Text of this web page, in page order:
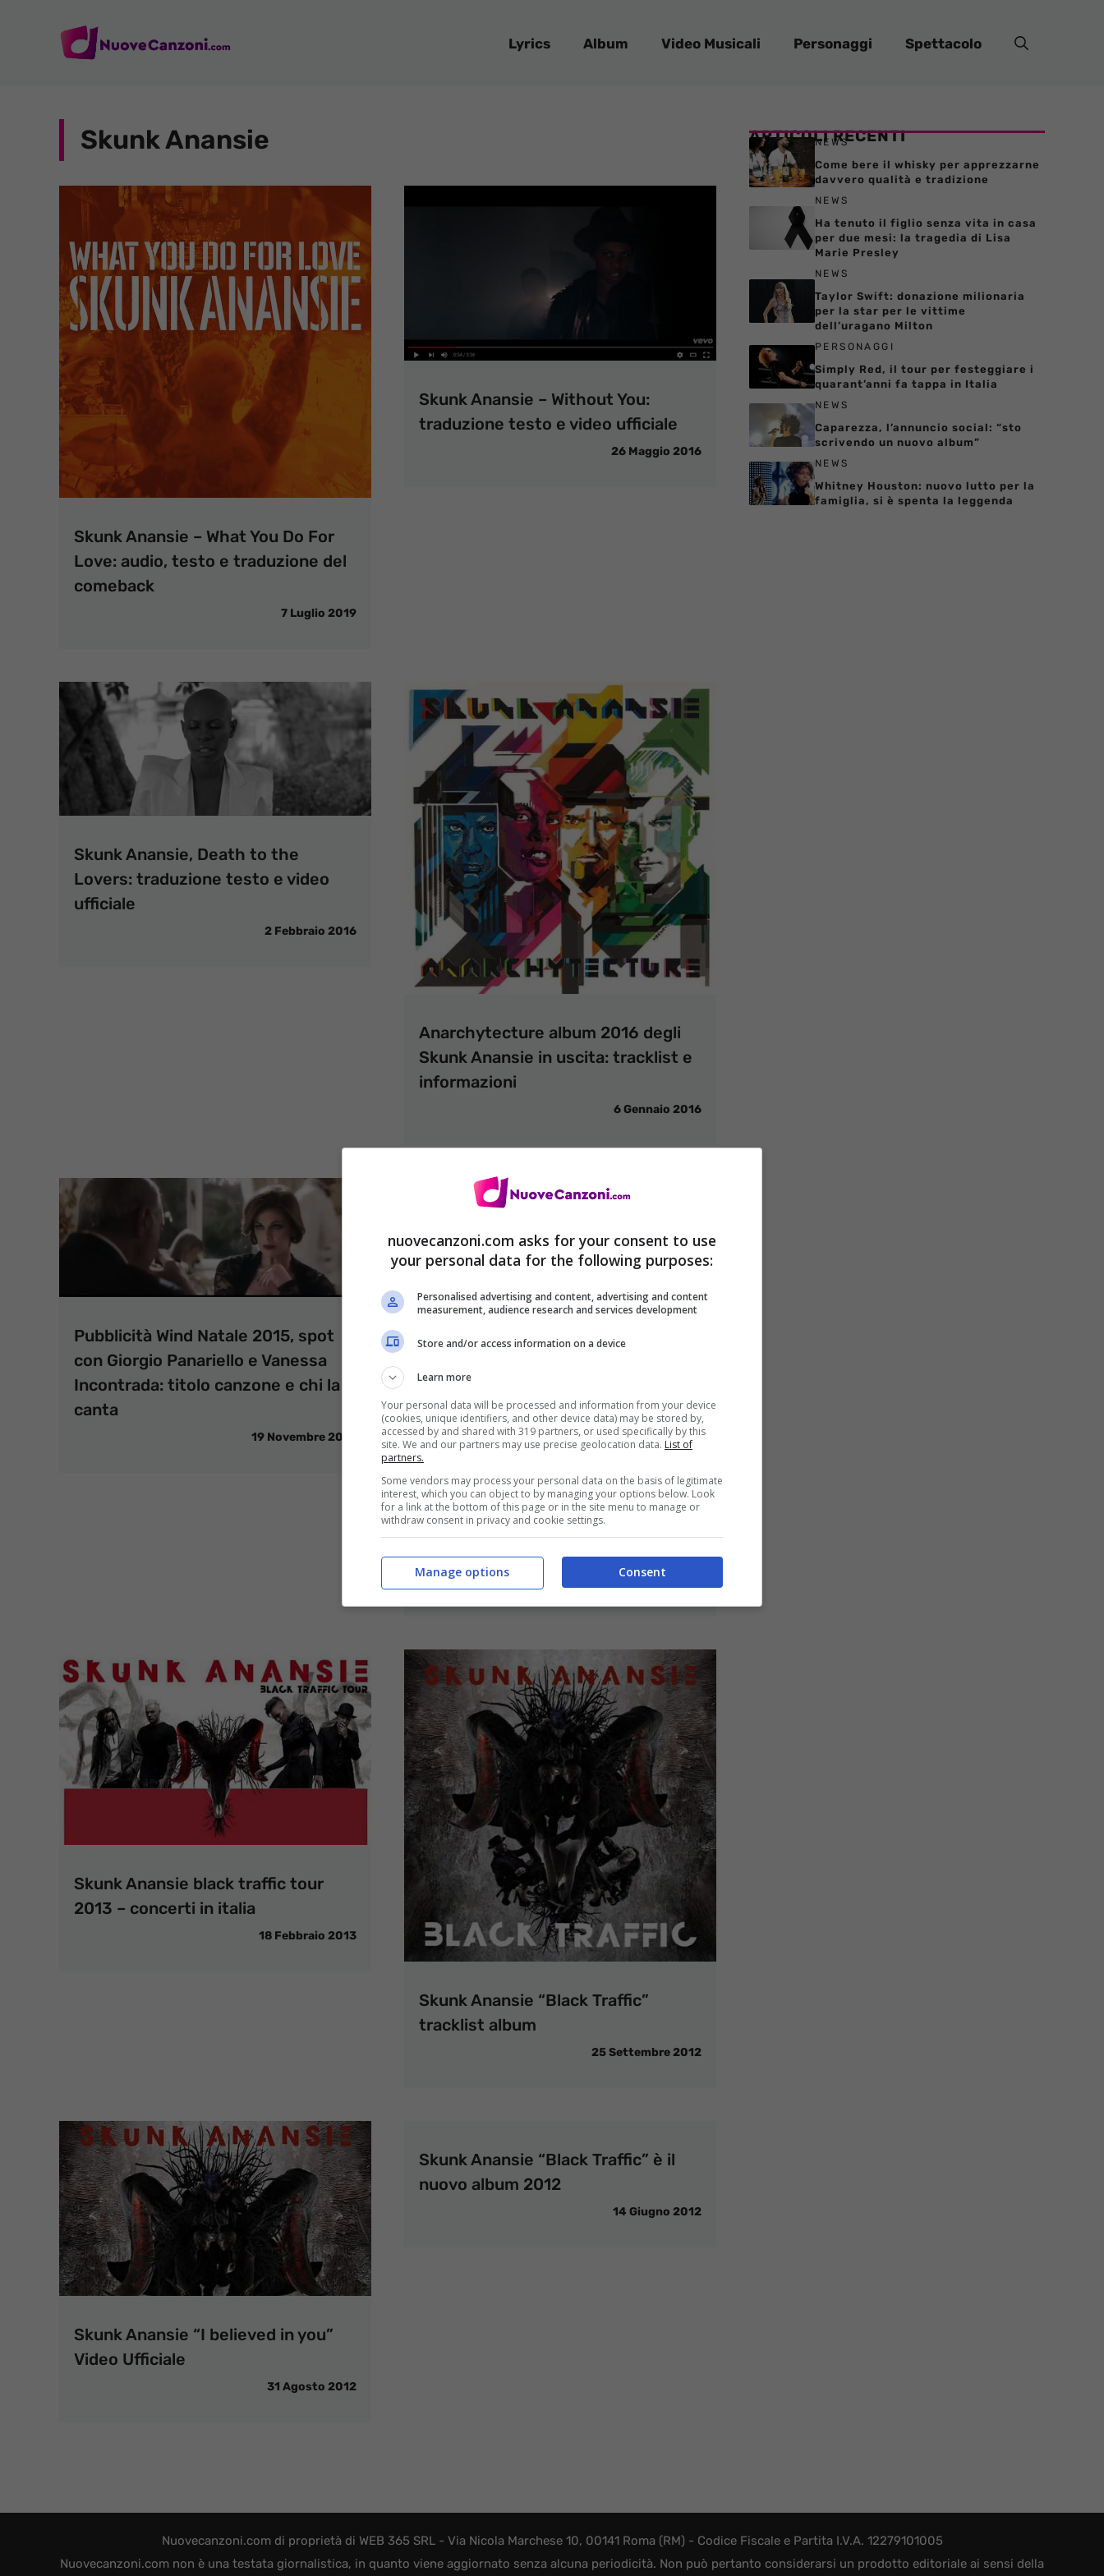
Lyrics Album Video Musicali Personaggi Spettacolo
Skunk Anansie
Skunk Anansie – What You Do For
Love: audio, testo e traduzione del
comeback
7 Luglio 2019
Skunk Anansie – Without You:
traduzione testo e video ufficiale
26 Maggio 2016
Skunk Anansie, Death to the
Lovers: traduzione testo e video
ufficiale
2 Febbraio 2016
Anarchytecture album 2016 degli
Skunk Anansie in uscita: tracklist e
informazioni
6 Gennaio 2016
Pubblicità Wind Natale 2015, spot
con Giorgio Panariello e Vanessa
Incontrada: titolo canzone e chi la
canta
19 Novembre 2015
Skunk Anansie, Love Someone Else:
testo, traduzione e video ufficiale
14 Novembre 2015
Skunk Anansie black traffic tour
2013 – concerti in italia
18 Febbraio 2013
Skunk Anansie “Black Traffic”
tracklist album
25 Settembre 2012
Skunk Anansie “I believed in you”
Video Ufficiale
31 Agosto 2012
Skunk Anansie “Black Traffic” è il
nuovo album 2012
14 Giugno 2012
ARTICOLI RECENTI
NEWS
Come bere il whisky per apprezzarne
davvero qualità e tradizione
NEWS
Ha tenuto il figlio senza vita in casa
per due mesi: la tragedia di Lisa
Marie Presley
NEWS
Taylor Swift: donazione milionaria
per la star per le vittime
dell’uragano Milton
PERSONAGGI
Simply Red, il tour per festeggiare i
quarant’anni fa tappa in Italia
NEWS
Caparezza, l’annuncio social: “sto
scrivendo un nuovo album”
NEWS
Whitney Houston: nuovo lutto per la
famiglia, si è spenta la leggenda
Nuovecanzoni.com di proprietà di WEB 365 SRL - Via Nicola Marchese 10, 00141 Roma (RM) - Codice Fiscale e Partita I.V.A. 12279101005
Nuovecanzoni.com non è una testata giornalistica, in quanto viene aggiornato senza alcuna periodicità. Non può pertanto considerarsi un prodotto editoriale ai sensi della
nuovecanzoni.com asks for your consent to use
your personal data for the following purposes:
Personalised advertising and content, advertising and content
measurement, audience research and services development
Store and/or access information on a device
Learn more
Your personal data will be processed and information from your device
(cookies, unique identifiers, and other device data) may be stored by,
accessed by and shared with 319 partners, or used specifically by this
site. We and our partners may use precise geolocation data. List of
partners.
Some vendors may process your personal data on the basis of legitimate
interest, which you can object to by managing your options below. Look
for a link at the bottom of this page or in the site menu to manage or
withdraw consent in privacy and cookie settings.
Consent
Manage options